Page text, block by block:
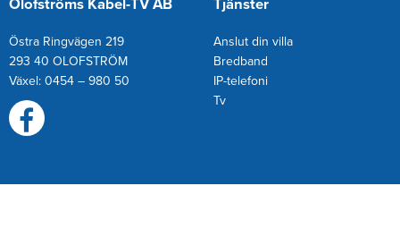
Olofströms Kabel-TV AB
Östra Ringvägen 219
293 40 OLOFSTRÖM
Växel: 0454 – 980 50
Tjänster
Anslut din villa
Bredband
IP-telefoni
Tv